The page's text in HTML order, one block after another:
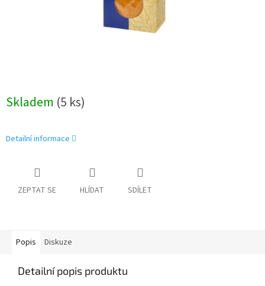
Skladem (5 ks)
Detailní informace
ZEPTAT SE HLÍDAT SDÍLET
Popis Diskuze
Detailní popis produktu